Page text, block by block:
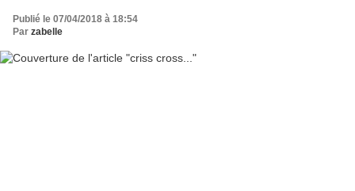
Publié le 07/04/2018 à 18:54
Par zabelle